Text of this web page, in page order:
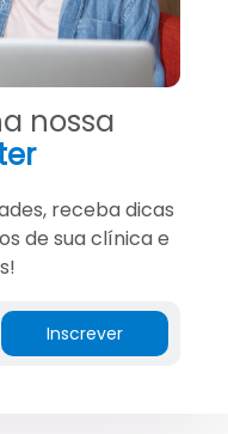
nossa
receba dicas
de sua clínica e